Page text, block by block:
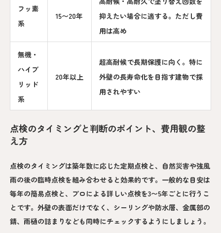
フッ素
系
15〜20年
抑えたい場合に適する。ただし費
用は高め
無機・
ハイブ
リッド
系
20年以上
超高耐候で長期保護に向く。特に
外壁の長寿命化を目指す建物で採
用されやすい
点検のタイミングと判断のポイント、費用観の整
え方
点検のタイミングは築年数に応じた定期点検と、自然災害や強風
雨の後の臨時点検を組み合わせると効果的です。一般的な目安は
毎年の簡易点検と、プロによる詳しい点検を3〜5年ごとに行うこ
とです。外壁の表面だけでなく、シーリングや防水層、金属部の
錆、雨樋の詰まりなども同時にチェックするようにしましょう。